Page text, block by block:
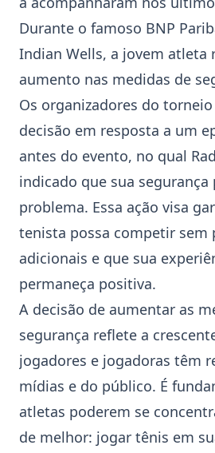
Durante o famoso BNP
Indian Wells, a jovem atleta
aumento nas medidas de
Os organizadores do
decisão em resposta a um
antes do evento, no qual
indicado que sua segurança
problema. Essa ação visa
tenista possa competir sem
adicionais e que sua
permaneça positiva.
A decisão de aumentar as
segurança reflete a
jogadores e jogadoras têm
mídias e do público. É
atletas poderem se
de melhor: jogar tênis em